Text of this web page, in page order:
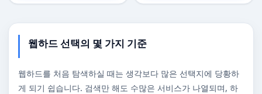
웹하드 선택의 몇 가지 기준
웹하드를 처음 탐색하실 때는 생각보다 많은 선택지에 당황하
게 되기 쉽습니다. 검색만 해도 수많은 서비스가 나열되며, 하